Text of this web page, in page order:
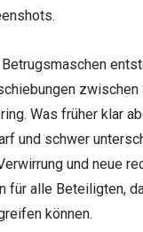
zwischen
Was früher klar
und schwer
und neue
für alle Beteiligten,
können.